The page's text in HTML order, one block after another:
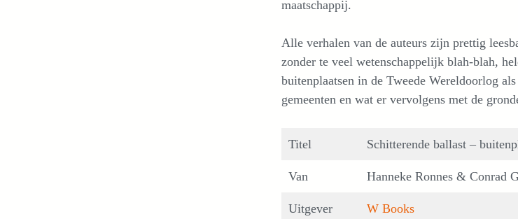
maatschappij.
Alle verhalen van de auteurs zijn prettig
zonder te veel wetenschappelijk blah-blah,
buitenplaatsen in de Tweede Wereldoorlog
gemeenten en wat er vervolgens met de
Titel Schitterende ballast –
Van Hanneke Ronnes & Conrad
Uitgever W Books